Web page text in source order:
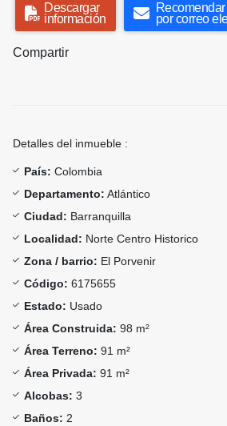
Descargar
información
por correo
Compartir
Detalles del inmueble :
País: Colombia
Departamento: Atlántico
Ciudad: Barranquilla
Localidad: Norte Centro Historico
Zona / barrio: El Porvenir
Código: 6175655
Estado: Usado
Área Construida: 98 m²
Área Terreno: 91 m²
Área Privada: 91 m²
Alcobas: 3
Baños: 2